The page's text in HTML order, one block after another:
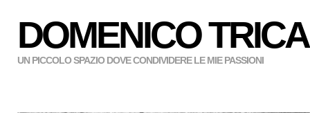
DOMENICO
UN PICCOLO SPAZIO DOVE CONDIVIDERE LE MIE PASSIONI